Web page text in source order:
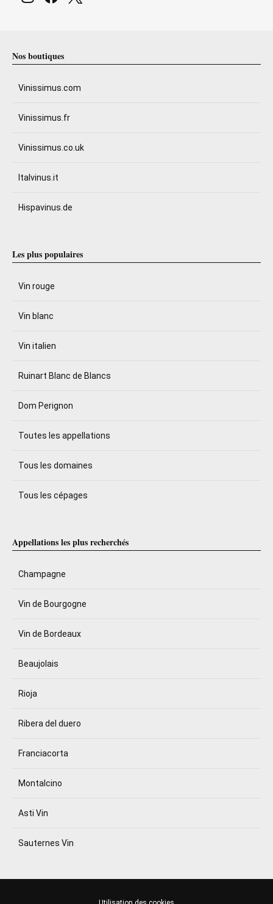
Nos boutiques
Vinissimus.com
Vinissimus.fr
Vinissimus.co.uk
Italvinus.it
Hispavinus.de
Les plus populaires
Vin rouge
Vin blanc
Vin italien
Ruinart Blanc de Blancs
Dom Perignon
Toutes les appellations
Tous les domaines
Tous les cépages
Appellations les plus recherchés
Champagne
Vin de Bourgogne
Vin de Bordeaux
Beaujolais
Rioja
Ribera del duero
Franciacorta
Montalcino
Asti Vin
Sauternes Vin